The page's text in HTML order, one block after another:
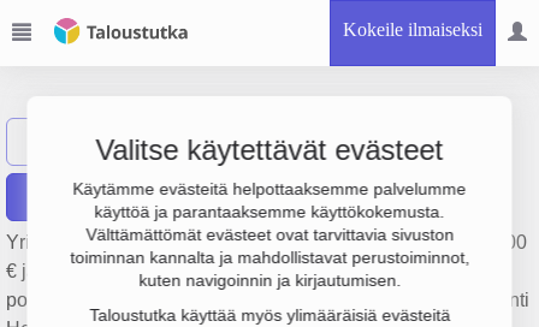
Kokeile ilmaiseksi
Valitse käytettävät evästeet
Käytämme evästeitä helpottaaksemme palvelumme
käyttöä ja parantaaksemme käyttökokemusta.
Välttämättömät evästeet ovat tarvittavia sivuston
toiminnan kannalta ja mahdollistavat perustoiminnot,
kuten navigoinnin ja kirjautumisen.
Taloustutka käyttää myös ylimääräisiä evästeitä
Näytä haku M Meriurheilu Oy
Raportit
Yrityksen Meriurheilu Oy liikevaihto on 372 000 €, tulos 1 000
€ ja henkilöstömäärä 1. Sen päätoimiala on Ajoneuvojen
polttoaineen vähittäiskauppa, perustamisvuosi 1978 ja sijainti